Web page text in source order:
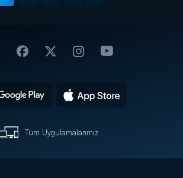
Tüm Uygulamalarımız